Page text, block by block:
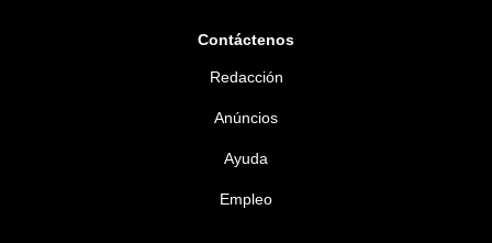
Contáctenos
Redacción
Anúncios
Ayuda
Empleo